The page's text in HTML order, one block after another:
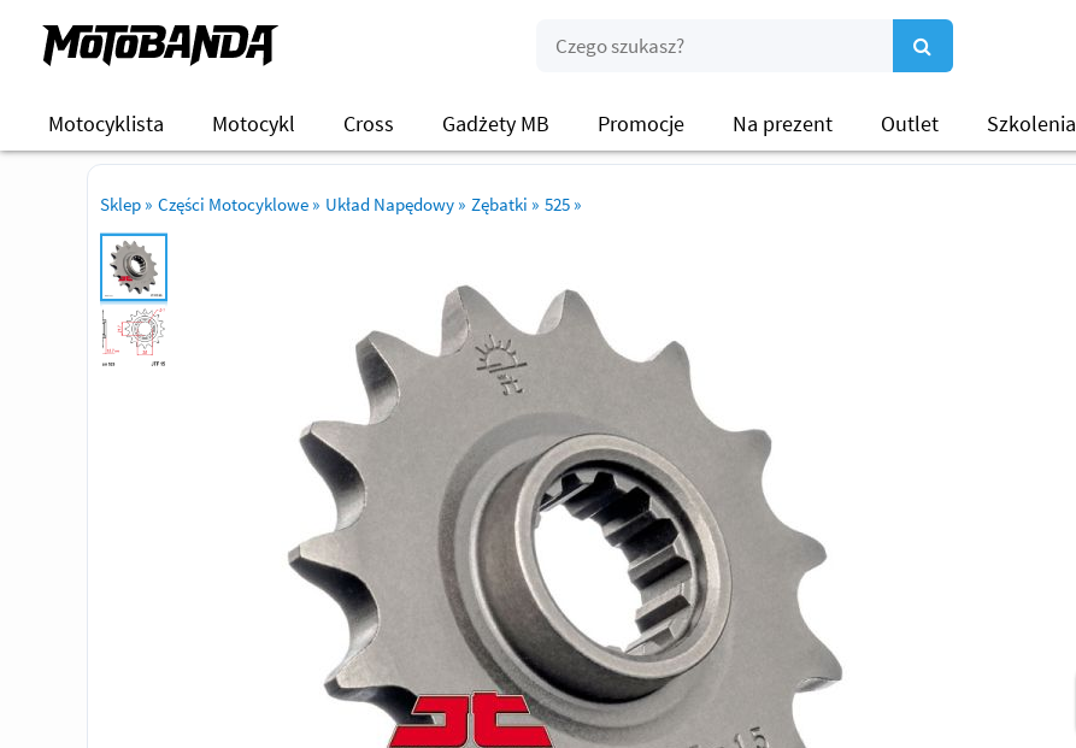
Motocyklista Motocykl Cross Gadżety MB Promocje Na prezent Outlet Szkolenia
Sklep » Części Motocyklowe » Układ Napędowy » Zębatki » 525 »